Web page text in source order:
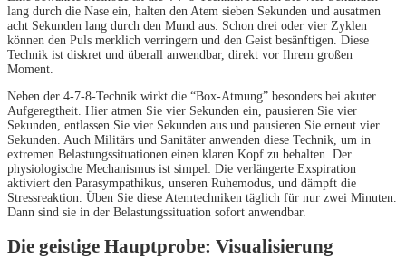
lang durch die Nase ein, halten den Atem sieben Sekunden und ausatmen
acht Sekunden lang durch den Mund aus. Schon drei oder vier Zyklen
können den Puls merklich verringern und den Geist besänftigen. Diese
Technik ist diskret und überall anwendbar, direkt vor Ihrem großen
Moment.
Neben der 4-7-8-Technik wirkt die “Box-Atmung” besonders bei akuter
Aufgeregtheit. Hier atmen Sie vier Sekunden ein, pausieren Sie vier
Sekunden, entlassen Sie vier Sekunden aus und pausieren Sie erneut vier
Sekunden. Auch Militärs und Sanitäter anwenden diese Technik, um in
extremen Belastungssituationen einen klaren Kopf zu behalten. Der
physiologische Mechanismus ist simpel: Die verlängerte Exspiration
aktiviert den Parasympathikus, unseren Ruhemodus, und dämpft die
Stressreaktion. Üben Sie diese Atemtechniken täglich für nur zwei Minuten.
Dann sind sie in der Belastungssituation sofort anwendbar.
Die geistige Hauptprobe: Visualisierung